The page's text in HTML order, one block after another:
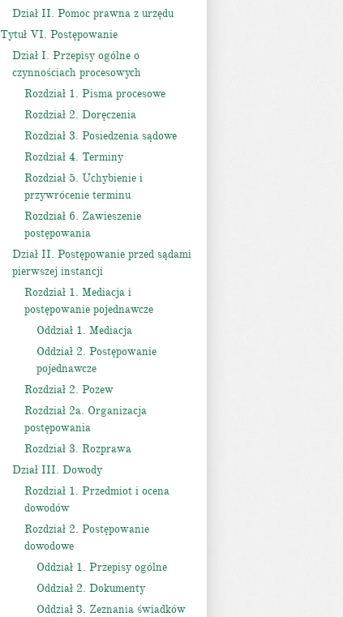
Dział II. Pomoc prawna z urzędu
Tytuł VI. Postępowanie
Dział I. Przepisy ogólne o
czynnościach procesowych
Rozdział 1. Pisma procesowe
Rozdział 2. Doręczenia
Rozdział 3. Posiedzenia sądowe
Rozdział 4. Terminy
Rozdział 5. Uchybienie i
przywrócenie terminu
Rozdział 6. Zawieszenie
postępowania
Dział II. Postępowanie przed sądami
pierwszej instancji
Rozdział 1. Mediacja i
postępowanie pojednawcze
Oddział 1. Mediacja
Oddział 2. Postępowanie
pojednawcze
Rozdział 2. Pozew
Rozdział 2a. Organizacja
postępowania
Rozdział 3. Rozprawa
Dział III. Dowody
Rozdział 1. Przedmiot i ocena
dowodów
Rozdział 2. Postępowanie
dowodowe
Oddział 1. Przepisy ogólne
Oddział 2. Dokumenty
Oddział 3. Zeznania świadków